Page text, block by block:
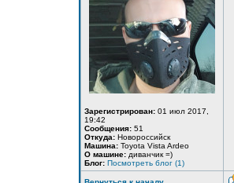
Зарегистрирован: 01 июл 2017,
19:42
Сообщения: 51
Откуда: Новороссийск
Машина: Toyota Vista Ardeo
О машине: диванчик =)
Блог: Посмотреть блог (1)